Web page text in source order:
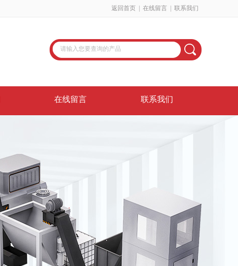
返回首页 在线留言 联系我们
在线留言 联系我们